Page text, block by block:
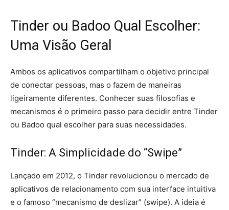
Tinder ou Badoo Qual Escolher:
Uma Visão Geral
Ambos os aplicativos compartilham o objetivo principal
de conectar pessoas, mas o fazem de maneiras
ligeiramente diferentes. Conhecer suas filosofias e
mecanismos é o primeiro passo para decidir entre Tinder
ou Badoo qual escolher para suas necessidades.
Tinder: A Simplicidade do “Swipe”
Lançado em 2012, o Tinder revolucionou o mercado de
aplicativos de relacionamento com sua interface intuitiva
e o famoso “mecanismo de deslizar” (swipe). A ideia é